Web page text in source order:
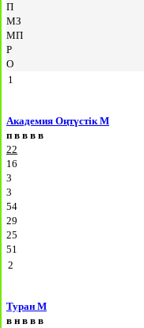
П
МЗ
МП
Р
О
1
Академия Оңтүстік М
п в в в в
22
16
3
3
54
29
25
51
2
Туран М
в н в в в